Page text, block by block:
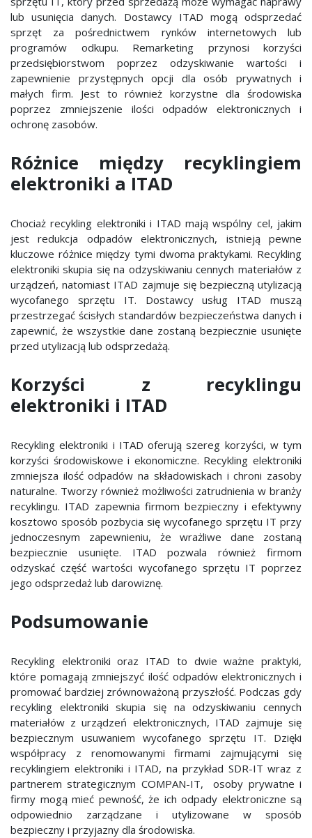
lub usunięcia danych. Dostawcy ITAD mogą odsprzedać
sprzęt za pośrednictwem rynków internetowych lub
programów odkupu. Remarketing przynosi korzyści
przedsiębiorstwom poprzez odzyskiwanie wartości i
zapewnienie przystępnych opcji dla osób prywatnych i
małych firm. Jest to również korzystne dla środowiska
poprzez zmniejszenie ilości odpadów elektronicznych i
ochronę zasobów.
Różnice między recyklingiem
elektroniki a ITAD
Chociaż recykling elektroniki i ITAD mają wspólny cel, jakim
jest redukcja odpadów elektronicznych, istnieją pewne
kluczowe różnice między tymi dwoma praktykami. Recykling
elektroniki skupia się na odzyskiwaniu cennych materiałów z
urządzeń, natomiast ITAD zajmuje się bezpieczną utylizacją
wycofanego sprzętu IT. Dostawcy usług ITAD muszą
przestrzegać ścisłych standardów bezpieczeństwa danych i
zapewnić, że wszystkie dane zostaną bezpiecznie usunięte
przed utylizacją lub odsprzedażą.
Korzyści z recyklingu
elektroniki i ITAD
Recykling elektroniki i ITAD oferują szereg korzyści, w tym
korzyści środowiskowe i ekonomiczne. Recykling elektroniki
zmniejsza ilość odpadów na składowiskach i chroni zasoby
naturalne. Tworzy również możliwości zatrudnienia w branży
recyklingu. ITAD zapewnia firmom bezpieczny i efektywny
kosztowo sposób pozbycia się wycofanego sprzętu IT przy
jednoczesnym zapewnieniu, że wrażliwe dane zostaną
bezpiecznie usunięte. ITAD pozwala również firmom
odzyskać część wartości wycofanego sprzętu IT poprzez
jego odsprzedaż lub darowiznę.
Podsumowanie
Recykling elektroniki oraz ITAD to dwie ważne praktyki,
które pomagają zmniejszyć ilość odpadów elektronicznych i
promować bardziej zrównoważoną przyszłość. Podczas gdy
recykling elektroniki skupia się na odzyskiwaniu cennych
materiałów z urządzeń elektronicznych, ITAD zajmuje się
bezpiecznym usuwaniem wycofanego sprzętu IT. Dzięki
współpracy z renomowanymi firmami zajmującymi się
recyklingiem elektroniki i ITAD, na przykład SDR-IT wraz z
partnerem strategicznym COMPAN-IT, osoby prywatne i
firmy mogą mieć pewność, że ich odpady elektroniczne są
odpowiednio zarządzane i utylizowane w sposób
bezpieczny i przyjazny dla środowiska.